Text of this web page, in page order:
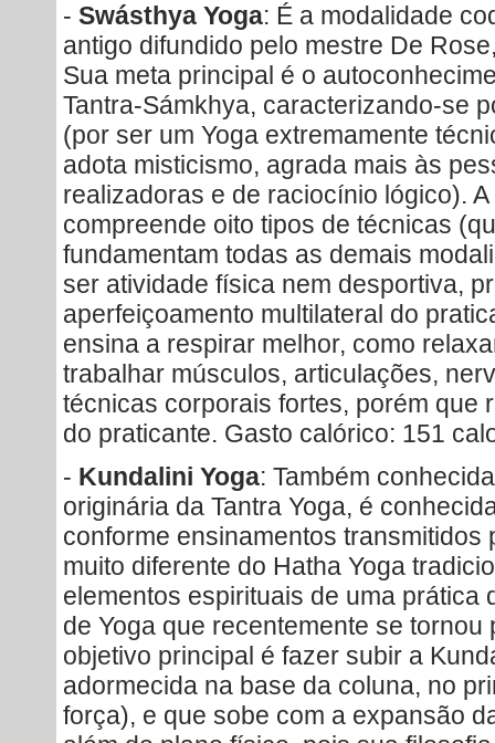
- Swásthya Yoga: É a modalidade
antigo difundido pelo mestre De
Sua meta principal é o
Tantra-Sámkhya, caracterizando-se
(por ser um Yoga extremamente
adota misticismo, agrada mais às
realizadoras e de raciocínio lógico).
compreende oito tipos de técnicas
fundamentam todas as demais
ser atividade física nem desportiva,
aperfeiçoamento multilateral do
ensina a respirar melhor, como
trabalhar músculos, articulações,
técnicas corporais fortes, porém que
do praticante. Gasto calórico: 151
- Kundalini Yoga: Também
originária da Tantra Yoga, é
conforme ensinamentos transmitidos
muito diferente do Hatha Yoga
elementos espirituais de uma prática
de Yoga que recentemente se
objetivo principal é fazer subir a
adormecida na base da coluna, no
força), e que sobe com a expansão